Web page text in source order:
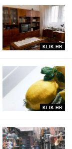
KLIK.HR
KLIK.HR